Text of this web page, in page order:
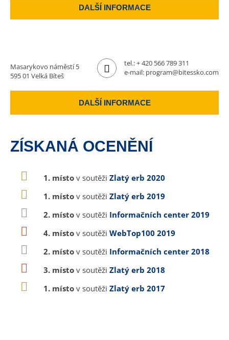
DALŠÍ INFORMACE
Masarykovo náměstí 5
595 01 Velká Bíteš
tel.:+ 420 566 789 311
e-mail: program@bitessko.com
DALŠÍ INFORMACE
ZÍSKANÁ OCENĚNÍ
1. místo v soutěži Zlatý erb 2020
1. místo v soutěži Zlatý erb 2019
2. místo v soutěži Informačních center 2019
4. místo v soutěži WebTop100 2019
2. místo v soutěži Informačních center 2018
3. místo v soutěži Zlatý erb 2018
1. místo v soutěži Zlatý erb 2017